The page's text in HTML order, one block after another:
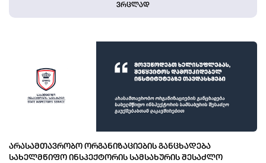
ვრცლად
ᲐᲠᲐᲡᲐᲛᲗᲐᲕᲠᲝᲑᲝ ᲝᲠᲒᲐᲜᲘᲖᲐᲪᲘᲔᲑᲘᲡ ᲒᲐᲜᲪᲮᲐᲓᲔᲑᲐ
ᲡᲐᲮᲔᲚᲛᲬᲘᲤᲝ ᲘᲜᲡᲞᲔᲥᲢᲝᲠᲘᲡ ᲡᲐᲛᲡᲐᲮᲣᲠᲘᲡ ᲨᲔᲡᲐᲫᲚᲝ